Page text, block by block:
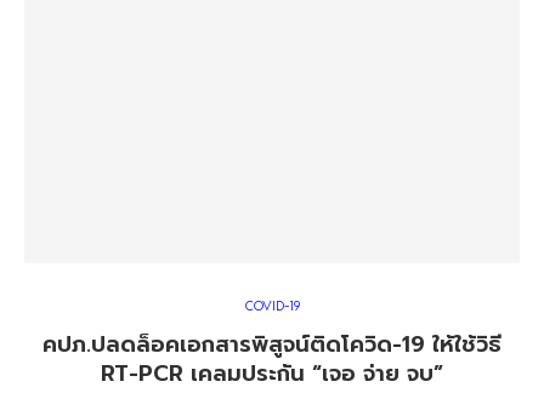
COVID-19
คปภ.ปลดล็อคเอกสารพิสูจน์ติดโควิด-19 ให้ใช้วิธี
RT-PCR เคลมประกัน “เจอ จ่าย จบ”